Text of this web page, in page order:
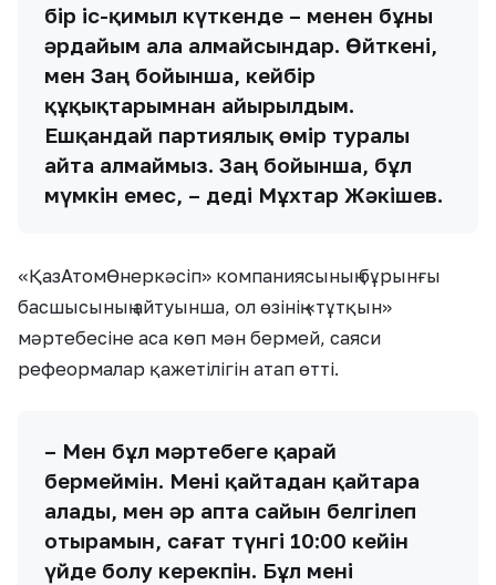
бір іс-қимыл күткенде – менен бұны
әрдайым ала алмайсындар. Өйткені,
мен Заң бойынша, кейбір
құқықтарымнан айырылдым.
Ешқандай партиялық өмір туралы
айта алмаймыз. Заң бойынша, бұл
мүмкін емес, – деді Мұхтар Жәкішев.
«ҚазАтомӨнеркәсіп» компаниясының бұрынғы
басшысының айтуынша, ол өзінің «тұтқын»
мәртебесіне аса көп мән бермей, саяси
рефеормалар қажетілігін атап өтті.
– Мен бұл мәртебеге қарай
бермеймін. Мені қайтадан қайтара
алады, мен әр апта сайын белгілеп
отырамын, сағат түнгі 10:00 кейін
үйде болу керекпін. Бұл мені